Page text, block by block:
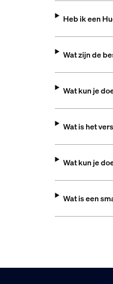
Heb ik een
Wat zijn de
Wat kun je
Wat is het
Wat kun je
Wat is een